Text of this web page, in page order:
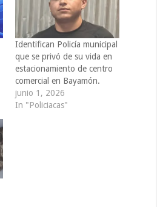
Identifican Policía municipal
que se privó de su vida en
estacionamiento de centro
comercial en Bayamón.
junio 1, 2026
In "Policiacas"